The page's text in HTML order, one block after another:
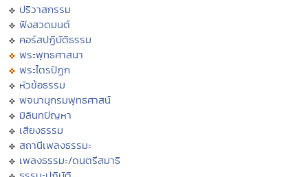
ปริวาสกรรม
ฟังสวดมนต์
คอร์สปฏิบัติธรรม
พระพุทธศาสนา
พระไตรปิฏก
หัวข้อธรรม
พจนานุกรมพุทธศาสน์
มิลินทปัญหา
เสียงธรรม
สถานีเพลงธรรมะ
เพลงธรรมะ/ดนตรีสมาธิ